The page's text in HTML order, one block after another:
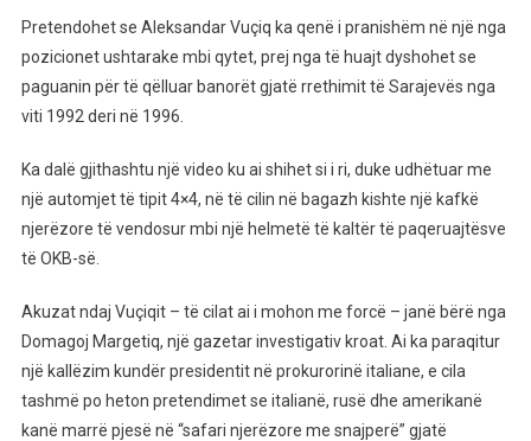
E
Sarajevë
Pretendohet se Aleksandar Vuçiq ka qenë i pranishëm në një nga
pozicionet ushtarake mbi qytet, prej nga të huajt dyshohet se
paguanin për të qëlluar banorët gjatë rrethimit të Sarajevës nga
viti 1992 deri në 1996.
Ka dalë gjithashtu një video ku ai shihet si i ri, duke udhëtuar me
një automjet të tipit 4×4, në të cilin në bagazh kishte një kafkë
njerëzore të vendosur mbi një helmetë të kaltër të paqeruajtësve
të OKB-së.
Akuzat ndaj Vuçiqit – të cilat ai i mohon me forcë – janë bërë nga
Domagoj Margetiq, një gazetar investigativ kroat. Ai ka paraqitur
një kallëzim kundër presidentit në prokurorinë italiane, e cila
tashmë po heton pretendimet se italianë, rusë dhe amerikanë
kanë marrë pjesë në “safari njerëzore me snajperë” gjatë